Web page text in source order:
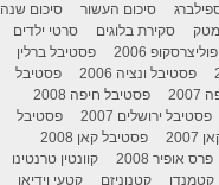
סיכום העשור
סיכום שנה
סקירת בלוגים
סרטי ילדים
פוליצרסקופ 2006
פסטיבל ברלין
פסטיבל ונציה 2006
פסטיבל
פסטיבל חיפה 2008
פסטיבל ירושלים 2007
פסטיבל
פסטיבל קאן 2008
פרס אופיר 2008
קוונטין טרנטינו
קטמנדו קטנוניזם קטעי וידיאו